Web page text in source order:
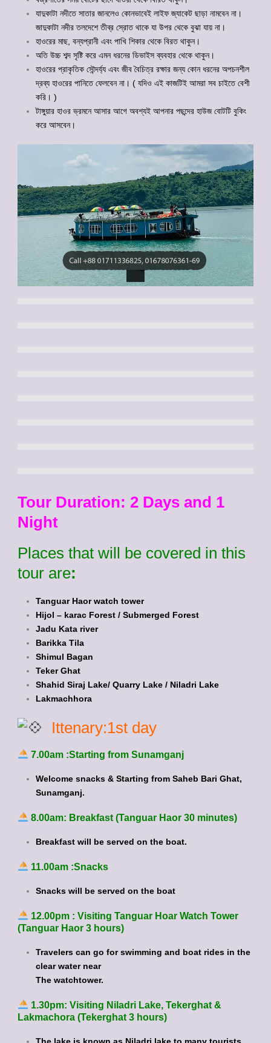
যাদুকাটা নদীতে সাতার জানলেও কোনভাবেই লাইফ জ্যাকেট ছাড়া নামবেন না।
জাদুকাটা নদীর তলদেশে তীব্র স্রোত থাকে যা উপর থেকে বুঝা যায় না।
হাওরের মাছ, বন্যপ্রানী এবং পাখি শিকার থেকে বিরত থাকুন।
অতি উচ্চ শব্দ সৃষ্টি করে এমন ধরনের ডিভাইস ব্যবহার থেকে থাকুন।
হাওরের প্রাকৃতিক সৌন্দর্য্য এবং জীব বৈচিত্র রক্ষার জন্য কোন ধরনের অপচনশীল
দ্রব্য হাওরের পানিতে ফেলবেন না। ( যদিও এই কাজটিই আমরা সব চাইতে বেশী
করি। )
টাঙ্গুয়ার হাওর ভ্রমনে আসার আগে অবশ্যই আপনার পছন্দের হাউজ বোটটি বুকিং
করে আসবেন।
Tour Duration: 2 Days and 1
Night
Places that will be covered in this
tour are:
Tanguar Haor watch tower
Hijol – karac Forest / Submerged Forest
Jadu Kata river
Barikka Tila
Shimul Bagan
Teker Ghat
Shahid Siraj Lake/ Quarry Lake / Niladri Lake
Lakmachhora
Ittenary:1st day
7.00am :Starting from Sunamganj
Welcome snacks & Starting from Saheb Bari Ghat,
Sunamganj.
8.00am: Breakfast (Tanguar Haor 30 minutes)
Breakfast will be served on the boat.
11.00am :Snacks
Snacks will be served on the boat
12.00pm : Visiting Tanguar Hoar Watch Tower
(Tanguar Haor 3 hours)
Travelers can go for swimming and boat rides in the
clear water near
The watchtower.
1.30pm: Visiting Niladri Lake, Tekerghat &
Lakmachora (Tekerghat 3 hours)
The lake is known as Niladri lake to many tourists